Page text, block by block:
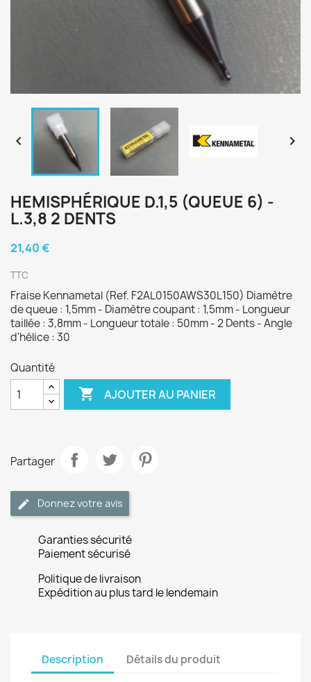
 
HEMISPHÉRIQUE D.1,5 (QUEUE 6) -
L.3,8 2 DENTS
21,40 €
TTC
Fraise Kennametal (Ref. F2AL0150AWS30L150) Diamètre
de queue : 1,5mm - Diamètre coupant : 1,5mm - Longueur
taillée : 3,8mm - Longueur totale : 50mm - 2 Dents - Angle
d'hélice : 30
Quantité
 AJOUTER AU PANIER
Partager
Donnez votre avis
Garanties sécurité
Paiement sécurisé
Politique de livraison
Expédition au plus tard le lendemain
Description Détails du produit